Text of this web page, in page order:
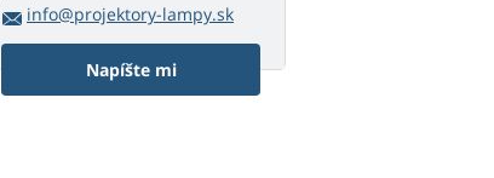
info@projektory-lampy.sk
Napíšte mi